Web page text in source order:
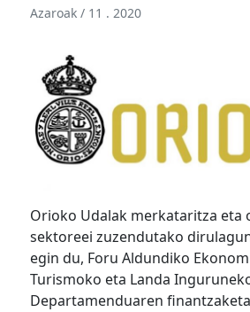
Azaroak / 11 . 2020
Orioko Udalak merkataritza eta
sektoreei zuzendutako
egin du, Foru Aldundiko
Turismoko eta Landa
Departamenduaren